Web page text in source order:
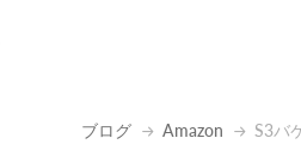
ブログ Amazon S3バ